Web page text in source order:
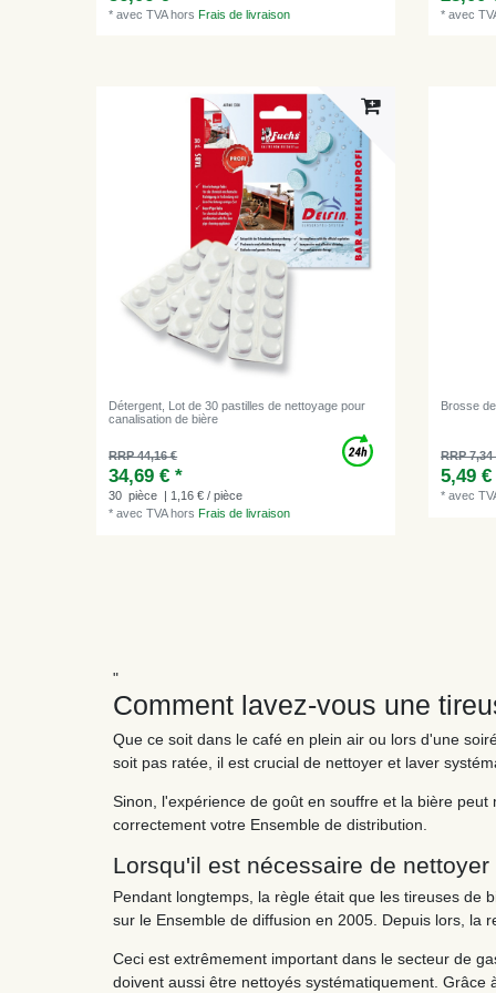
*avec TVAhors Frais de livraison *avec
Détergent, Lot de 30 pastilles de nettoyage pour
canalisation de bière
RRP 44,16 €
34,69 € *
30 pièce
| 1,16 € / pièce
*avec TVAhors Frais de livraison
Brosse
RRP 7,34
5,49
*avec
"
Comment lavez-vous une
Que ce soit dans le café en plein air ou lors d'une
soit pas ratée, il est crucial de nettoyer et laver
Sinon, l'expérience de goût en souffre et la bière
correctement votre Ensemble de distribution.
Lorsqu'il est nécessaire de
Pendant longtemps, la règle était que les tireuses de
sur le Ensemble de diffusion en 2005. Depuis lors, la
Ceci est extrêmement important dans le secteur de
doivent aussi être nettoyés systématiquement.